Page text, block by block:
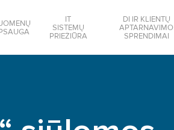
IT
SISTEMŲ
PRIEŽIŪRA
DI IR KLIENTŲ
APTARNAVIMO
SPRENDIMAI